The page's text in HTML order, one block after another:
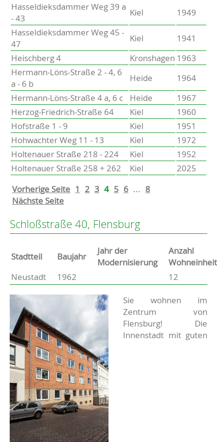
Hasseldieksdammer Weg 39 a
- 43
Kiel
1949
Hasseldieksdammer Weg 45 -
47
Kiel
1941
Heischberg 4
Kronshagen 1963
Hermann-Löns-Straße 2 - 4, 6
a - 6 b
Heide
1964
Hermann-Löns-Straße 4 a, 6 c
Heide
1967
Herzog-Friedrich-Straße 64
Kiel
1960
Hofstraße 1 - 9
Kiel
1951
Hohwachter Weg 11 - 13
Kiel
1972
Holtenauer Straße 218 - 224
Kiel
1952
Holtenauer Straße 258 + 262
Kiel
2025
Vorherige Seite 1 2 3 4 5 6 ... 8
Nächste Seite
Schloßstraße 40, Flensburg
Stammdaten
Basisdaten zur Immobilie
Stadtteil Baujahr
Jahr der
Modernisierung
Anzahl
Neustadt
1962 12
Beschreibung
Sie wohnen im
Zentrum von
Flensburg! Die
Innenstadt mit guten